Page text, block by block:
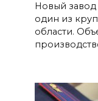
Новый
один из
области.